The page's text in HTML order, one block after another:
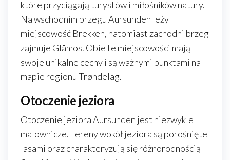
które przyciągają turystów i miłośników natury.
Na wschodnim brzegu Aursunden leży
miejscowość Brekken, natomiast zachodni brzeg
zajmuje Glåmos. Obie te miejscowości mają
swoje unikalne cechy i są ważnymi punktami na
mapie regionu Trøndelag.
Otoczenie jeziora
Otoczenie jeziora Aursunden jest niezwykle
malownicze. Tereny wokół jeziora są porośnięte
lasami oraz charakteryzują się różnorodnością